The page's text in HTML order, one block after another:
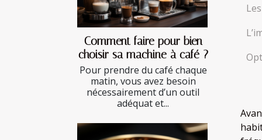
Comment faire pour bien
choisir sa machine à café ?
Pour prendre du café chaque
matin, vous avez besoin
nécessairement d’un outil
adéquat et...